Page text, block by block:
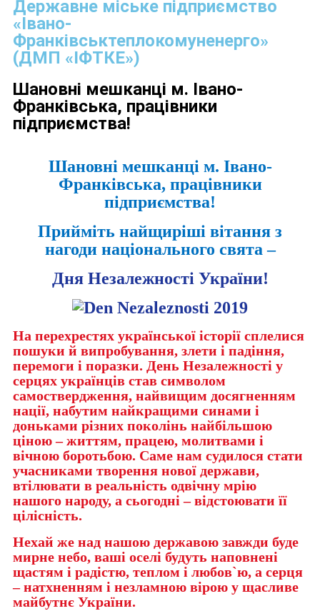
Державне міське підприємство
«Івано-
Франківськтеплокомуненерго»
(ДМП «ІФТКЕ»)
Шановні мешканці м. Івано-
Франківська, працівники
підприємства!
Шановні мешканці м. Івано-
Франківська, працівники
підприємства!
Прийміть найщиріші вітання з
нагоди національного свята –
Дня Незалежності України!
На перехрестях української історії сплелися
пошуки й випробування, злети і падіння,
перемоги і поразки. День Незалежності у
серцях українців став символом
самоствердження, найвищим досягненням
нації, набутим найкращими синами і
доньками різних поколінь найбільшою
ціною – життям, працею, молитвами і
вічною боротьбою. Саме нам судилося стати
учасниками творення нової держави,
втілювати в реальність одвічну мрію
нашого народу, а сьогодні – відстоювати її
цілісність.
Нехай же над нашою державою завжди буде
мирне небо, ваші оселі будуть наповнені
щастям і радістю, теплом і любов`ю, а серця
– натхненням і незламною вірою у щасливе
майбутнє України.